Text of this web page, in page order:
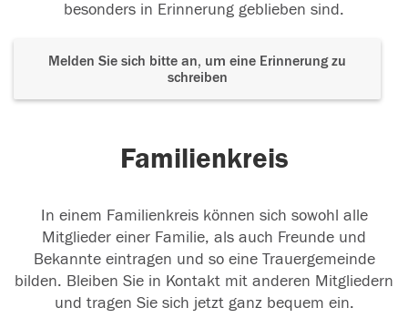
besonders in Erinnerung geblieben sind.
Melden Sie sich bitte an, um eine Erinnerung zu
schreiben
Familienkreis
In einem Familienkreis können sich sowohl alle
Mitglieder einer Familie, als auch Freunde und
Bekannte eintragen und so eine Trauergemeinde
bilden. Bleiben Sie in Kontakt mit anderen Mitgliedern
und tragen Sie sich jetzt ganz bequem ein.